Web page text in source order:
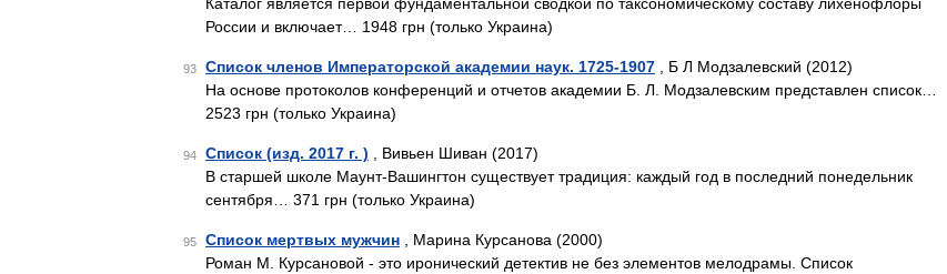
России и включает… 1948 грн (только Украина)
93 Список членов Императорской академии наук. 1725-1907 , Б Л Модзалевский (2012)
На основе протоколов конференций и отчетов академии Б. Л. Модзалевским представлен список…
2523 грн (только Украина)
94 Список (изд. 2017 г. ) , Вивьен Шиван (2017)
В старшей школе Маунт-Вашингтон существует традиция: каждый год в последний понедельник
сентября… 371 грн (только Украина)
95 Список мертвых мужчин , Марина Курсанова (2000)
Роман М. Курсановой - это иронический детектив не без элементов мелодрамы. Список